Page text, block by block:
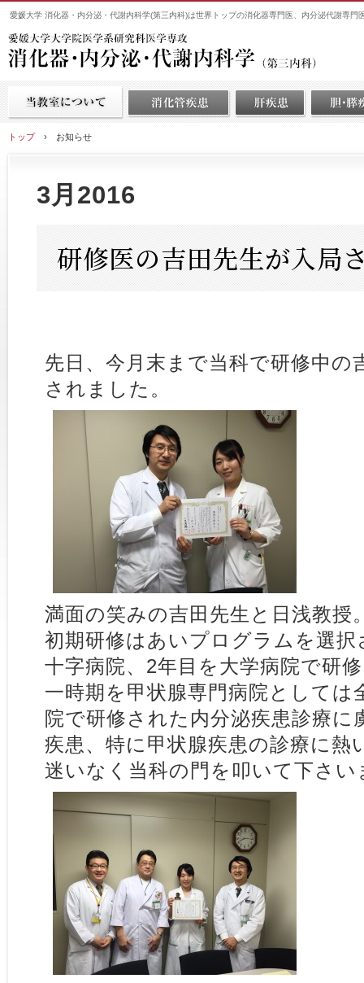
愛媛大学 消化器・内分泌・代謝内科学(第三内科)は世界トップの消化器専門医、内分泌代謝専門
トップ› お知らせ
3月2016
研修医の吉田先生が入局
先日、今月末まで当科で研修中の
されました。
満面の笑みの吉田先生と日浅教授
初期研修はあいプログラムを選択
十字病院、2年目を大学病院で研
一時期を甲状腺専門病院としては
院で研修された内分泌疾患診療に
疾患、特に甲状腺疾患の診療に熱
迷いなく当科の門を叩いて下さい